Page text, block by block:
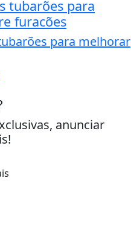
tubarões para
furacões
para melhorar
anunciar